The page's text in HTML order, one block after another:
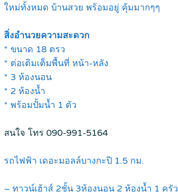
ใหม่ทั้งหมด บ้านสวย พร้อมอยู่ คุ้มมากๆๆ
สิ่งอำนวยความสะดวก
* ขนาด 18 ตรว
* ต่อเติมเต็มพื้นที่ หน้า-หลัง
* 3 ห้องนอน
* 2 ห้องน้ำ
* พร้อมปั้มน้ำ 1 ตัว
สนใจ โทร 090-991-5164
รถไฟฟ้า เดอะมอลล์บางกะปิ 1.5 กม.
– ทาวน์เฮ้าส์ 2ชั้น 3ห้องนอน 2 ห้องน้ำ 1 ครัว